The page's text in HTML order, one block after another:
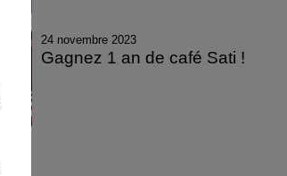
24 novembre 2023
Gagnez 1 an de café Sati !